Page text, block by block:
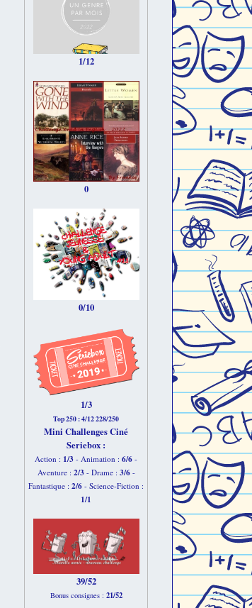
1/12
0
0/10
1/3
Top 250 : 4/12 228/250
Mini Challenges Ciné
Seriebox :
Action : 1/3 - Animation : 6/6 -
Aventure : 2/3- Drame : 3/6-
Fantastique : 2/6 - Science-Fiction :
1/1
39/52
Bonus consignes : 21/52